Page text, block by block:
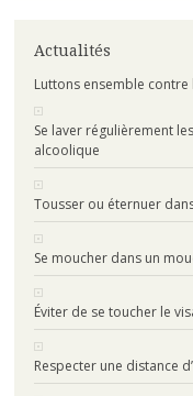
Actualités
Luttons ensemble contre
Se laver régulièrement
alcoolique
Tousser ou éternuer
Se moucher dans un
Éviter de se toucher le
Respecter une distance